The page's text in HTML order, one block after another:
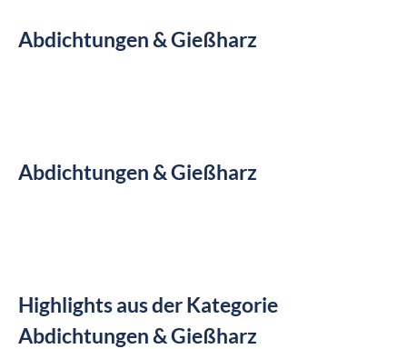
Abdichtungen & Gießharz
Abdichtungen & Gießharz
Highlights aus der Kategorie
Abdichtungen & Gießharz